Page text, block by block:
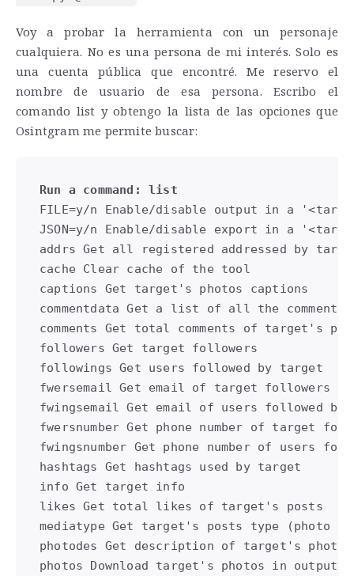
Voy a probar la herramienta con un personaje
cualquiera. No es una persona de mi interés. Solo es
una cuenta pública que encontré. Me reservo el
nombre de usuario de esa persona. Escribo el
comando list y obtengo la lista de las opciones que
Osintgram me permite buscar:
Run a command: list
FILE=y/n Enable/disable output in a
JSON=y/n Enable/disable export in a
addrs Get all registered addressed by
cache Clear cache of the tool
captions Get target's photos captions
commentdata Get a list of all the
comments Get total comments of target's
followers Get target followers
followings Get users followed by target
fwersemail Get email of target followers
fwingsemail Get email of users followed by
fwersnumber Get phone number of target
fwingsnumber Get phone number of users
hashtags Get hashtags used by target
info Get target info
likes Get total likes of target's posts
mediatype Get target's posts type (photo
photodes Get description of target's photos
photos Download target's photos in output